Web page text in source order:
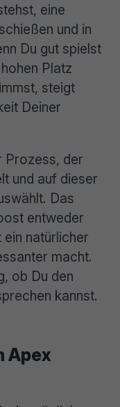
eine
und in
Du gut spielst
Platz
steigt
Deiner
Prozess, der
und auf dieser
Das
entweder
natürlicher
macht.
ob Du den
kannst.
Apex